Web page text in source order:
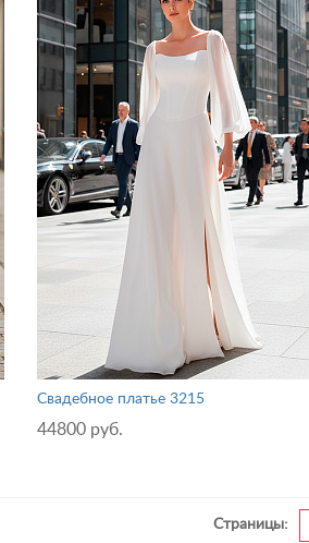
Свадебное платье 3215
44800 руб.
Страницы: